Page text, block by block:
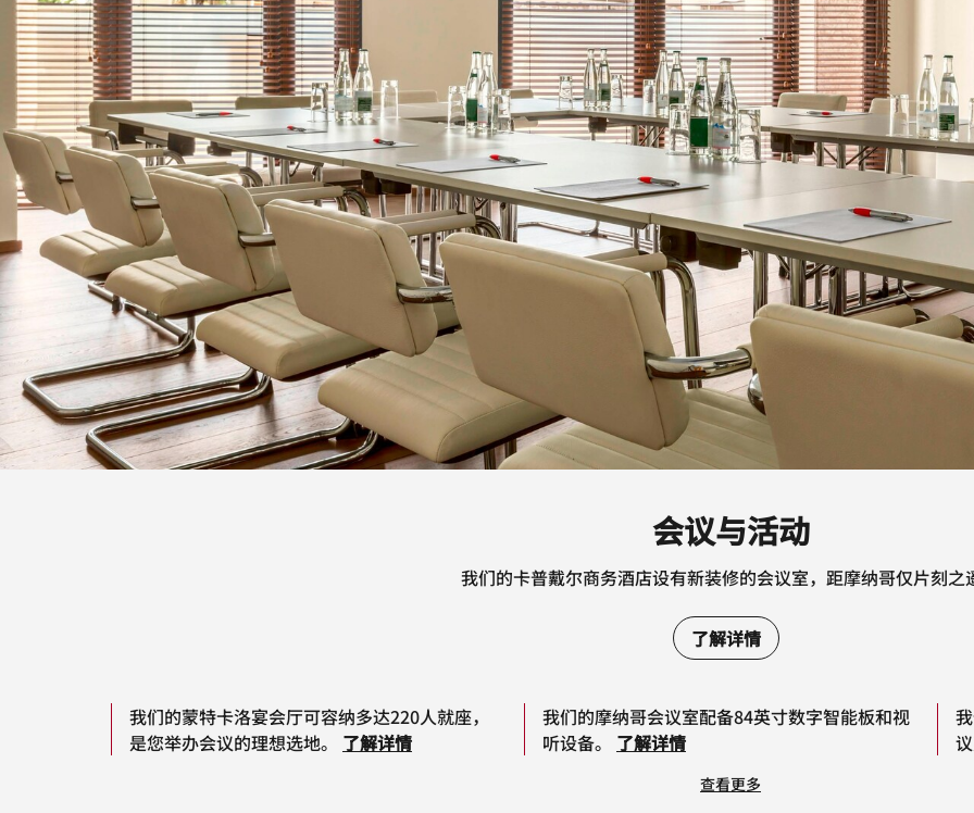
会议与活动
我们的卡普戴尔商务酒店设有新装修的会议室，距摩纳哥仅片刻之
了解详情
我们的蒙特卡洛宴会厅可容纳多达220人就座，
是您举办会议的理想选地。
了解详情
我们的摩纳哥会议室配备84英寸数字智能板和视
听设备。
了解详情
查看更多